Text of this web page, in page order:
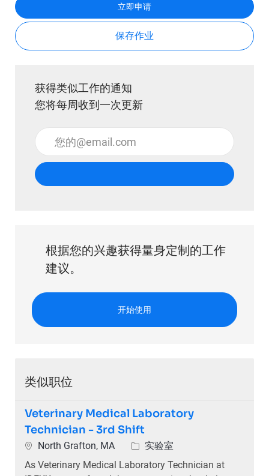
立即申请
保存作业
获得类似工作的通知
您将每周收到一次更新
输入电子邮件地址 （必填）
根据您的兴趣获得量身定制的工作
建议。
开始使用
类似职位
Veterinary Medical Laboratory
Technician - 3rd Shift
North Grafton, MA
实验室
As Veterinary Medical Laboratory Technician at